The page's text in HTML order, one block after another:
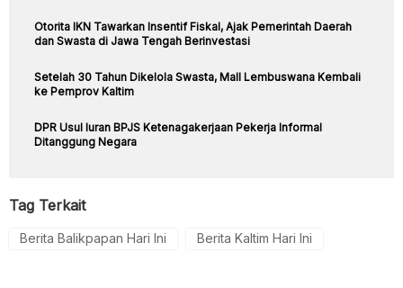
Otorita IKN Tawarkan Insentif Fiskal, Ajak Pemerintah Daerah
dan Swasta di Jawa Tengah Berinvestasi
Setelah 30 Tahun Dikelola Swasta, Mall Lembuswana Kembali
ke Pemprov Kaltim
DPR Usul Iuran BPJS Ketenagakerjaan Pekerja Informal
Ditanggung Negara
Tag Terkait
Berita Balikpapan Hari Ini Berita Kaltim Hari Ini